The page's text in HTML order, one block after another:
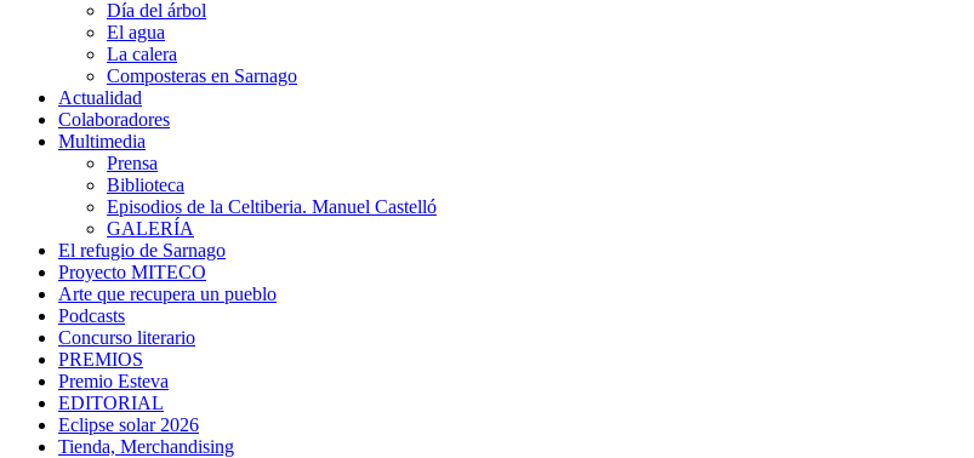
Día del árbol
El agua
La calera
Composteras en Sarnago
Actualidad
Colaboradores
Multimedia
Prensa
Biblioteca
Episodios de la Celtiberia. Manuel Castelló
GALERÍA
El refugio de Sarnago
Proyecto MITECO
Arte que recupera un pueblo
Podcasts
Concurso literario
PREMIOS
Premio Esteva
EDITORIAL
Eclipse solar 2026
Tienda, Merchandising